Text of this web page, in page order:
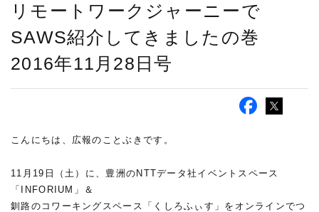
リモートワークジャーニーで
SAWS紹介してきましたの巻
2016年11月28日号
こんにちは、広報のことぶきです。
11月19日（土）に、豊洲のNTTデータ社イベントスペース
「INFORIUM」＆
釧路のコワーキングスペース「くしろふぃす」をオンラインでつ